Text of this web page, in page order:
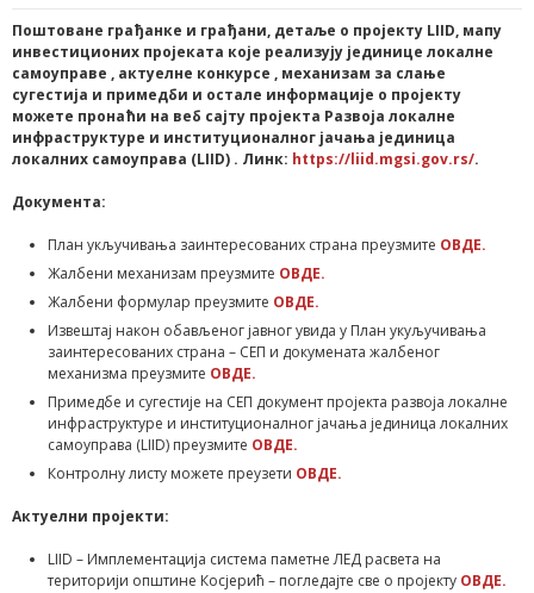
Поштоване грађанке и грађани, детаље о пројекту LIID, мапу
инвестиционих пројеката које реализују јединице локалне
самоуправе , актуелне конкурсе , механизам за слање
сугестија и примедби и остале информације о пројекту
можете пронаћи на веб сајту пројекта Развоја локалне
инфраструктуре и институционалног јачања јединица
локалних самоуправа (LIID) . Линк: https://liid.mgsi.gov.rs/.
Документа:
План укључивања заинтересованих страна преузмите ОВДЕ.
Жалбени механизам преузмите ОВДЕ.
Жалбени формулар преузмите ОВДЕ.
Извештај након обављеног јавног увида у План укуључивања
заинтересованих страна – СЕП и докумената жалбеног
механизма преузмите ОВДЕ.
Примедбе и сугестије на СЕП документ пројекта развоја локалне
инфраструктуре и институционалног јачања јединица локалних
самоуправа (LIID) преузмите ОВДЕ.
Контролну листу можете преузети ОВДЕ.
Актуелни пројекти:
LIID – Имплементација система паметне ЛЕД расвета на
територији општине Косјерић – погледајте све о пројекту ОВДЕ.